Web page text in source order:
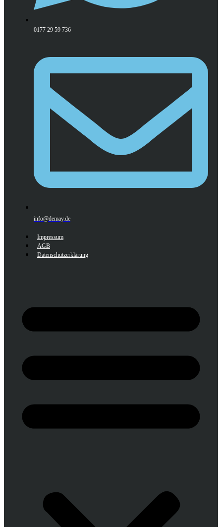
0177 29 59 736
info@demay.de
Impressum
AGB
Datenschutzerklärung